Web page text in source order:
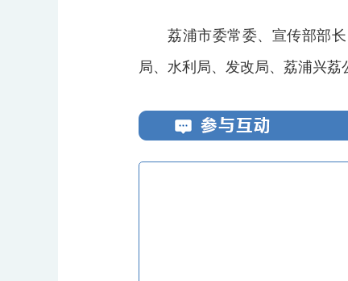
荔浦市委常委、宣传部部
局、水利局、发改局、荔浦兴